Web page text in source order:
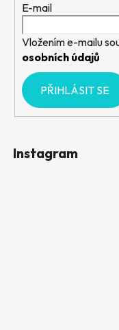
E-mail
Vložením e-mailu
osobních údajů
PŘIHLÁSIT SE
Instagram